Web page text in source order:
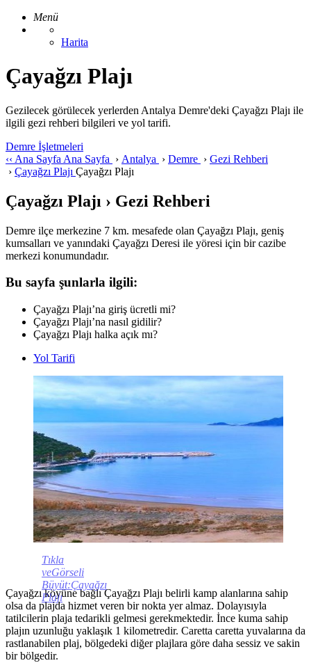
Menü
Harita
Çayağzı Plajı
Gezilecek görülecek yerlerden Antalya Demre'deki Çayağzı Plajı ile
ilgili gezi rehberi bilgileri ve yol tarifi.
Demre İşletmeleri
‹‹ Ana Sayfa Ana Sayfa › Antalya › Demre › Gezi Rehberi
› Çayağzı Plajı Çayağzı Plajı
Çayağzı Plajı › Gezi Rehberi
Demre ilçe merkezine 7 km. mesafede olan Çayağzı Plajı, geniş
kumsalları ve yanındaki Çayağzı Deresi ile yöresi için bir cazibe
merkezi konumundadır.
Bu sayfa şunlarla ilgili:
Çayağzı Plajı’na giriş ücretli mi?
Çayağzı Plajı’na nasıl gidilir?
Çayağzı Plajı halka açık mı?
Yol Tarifi
Tıkla
veGörseli
Büyüt:Çayağzı
Plajı
Çayağzı köyüne bağlı Çayağzı Plajı belirli kamp alanlarına sahip
olsa da plajda hizmet veren bir nokta yer almaz. Dolayısıyla
tatilcilerin plaja tedarikli gelmesi gerekmektedir. İnce kuma sahip
plajın uzunluğu yaklaşık 1 kilometredir. Caretta caretta yuvalarına da
rastlanabilen plaj, bölgedeki diğer plajlara göre daha sessiz ve sakin
bir bölgedir.